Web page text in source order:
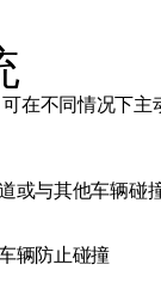
闻
注册新闻
（在新窗
在不同情况下主
或与其他车辆碰
辆防止碰撞